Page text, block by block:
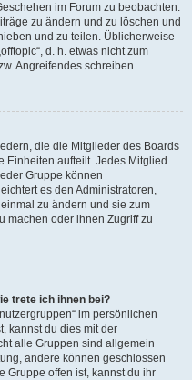
im Forum zu beobachten.
zu ändern und zu löschen und
und zu teilen. Üblicherweise
d. h. etwas nicht zum
Angreifendes schreiben.
die die Mitglieder des Boards
Einheiten aufteilt. Jedes Mitglied
Gruppe können
es den Administratoren,
zu ändern und sie zum
machen oder ihnen Zugriff zu
trete ich ihnen bei?
im persönlichen
kannst du dies mit der
alle Gruppen sind allgemein
andere können geschlossen
Gruppe offen ist, kannst du ihr